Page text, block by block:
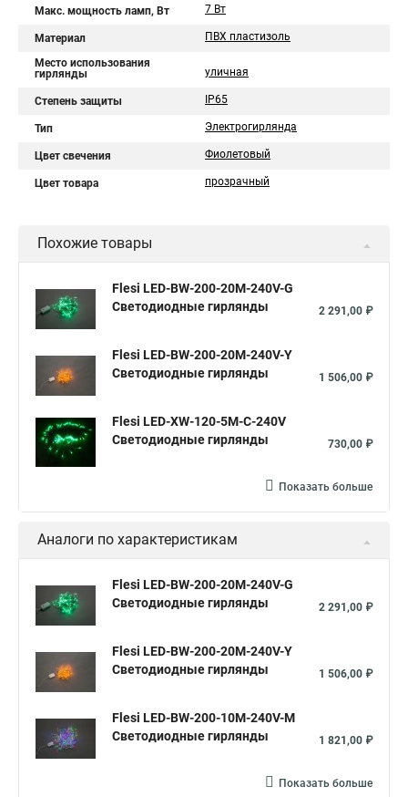
Макс. мощность ламп, Вт 7 Вт
Материал ПВХ пластизоль
Место использования
гирлянды
уличная
Степень защиты IP65
Тип Электрогирлянда
Цвет свечения Фиолетовый
Цвет товара прозрачный
Похожие товары
Flesi LED-BW-200-20M-240V-G
Светодиодные гирлянды
2 291,00 ₽
Flesi LED-BW-200-20M-240V-Y
Светодиодные гирлянды
1 506,00 ₽
Flesi LED-XW-120-5M-C-240V
Светодиодные гирлянды
730,00 ₽
Показать больше
Аналоги по характеристикам
Flesi LED-BW-200-20M-240V-G
Светодиодные гирлянды
2 291,00 ₽
Flesi LED-BW-200-20M-240V-Y
Светодиодные гирлянды
1 506,00 ₽
Flesi LED-BW-200-10M-240V-M
Светодиодные гирлянды
1 821,00 ₽
Показать больше